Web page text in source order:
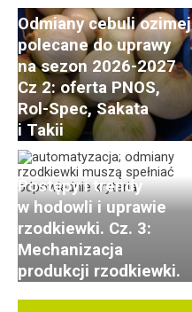
Odmiany cebuli ozimej
polecane do uprawy
na sezon 2026-2027
Cz 2: oferta PNOS,
Rol-Spec, Sakata
i Takii
Postępy i trendy
w hodowli i uprawie
rzodkiewki. Cz. 3:
Mechanizacja
produkcji rzodkiewki.